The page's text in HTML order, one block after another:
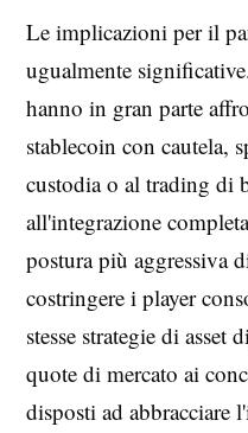
Le implicazioni per il
ugualmente
hanno in gran parte
stablecoin con cautela,
custodia o al trading di
all'integrazione
postura più aggressiva
costringere i player
stesse strategie di asset
quote di mercato ai
disposti ad abbracciare